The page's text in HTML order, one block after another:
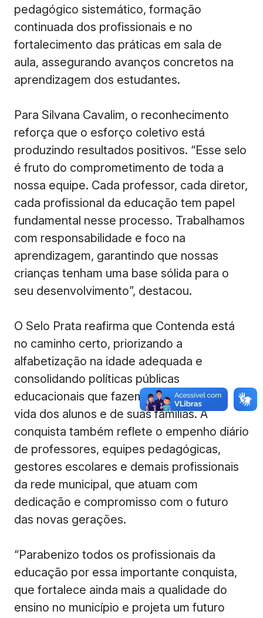
pedagógico sistemático, formação
continuada dos profissionais e no
fortalecimento das práticas em sala de
aula, assegurando avanços concretos na
aprendizagem dos estudantes.
Para Silvana Cavalim, o reconhecimento
reforça que o esforço coletivo está
produzindo resultados positivos. “Esse selo
é fruto do comprometimento de toda a
nossa equipe. Cada professor, cada diretor,
cada profissional da educação tem papel
fundamental nesse processo. Trabalhamos
com responsabilidade e foco na
aprendizagem, garantindo que nossas
crianças tenham uma base sólida para o
seu desenvolvimento”, destacou.
O Selo Prata reafirma que Contenda está
no caminho certo, priorizando a
alfabetização na idade adequada e
consolidando políticas públicas
educacionais que fazem a diferença na
vida dos alunos e de suas famílias. A
conquista também reflete o empenho diário
de professores, equipes pedagógicas,
gestores escolares e demais profissionais
da rede municipal, que atuam com
dedicação e compromisso com o futuro
das novas gerações.
“Parabenizo todos os profissionais da
educação por essa importante conquista,
que fortalece ainda mais a qualidade do
ensino no município e projeta um futuro